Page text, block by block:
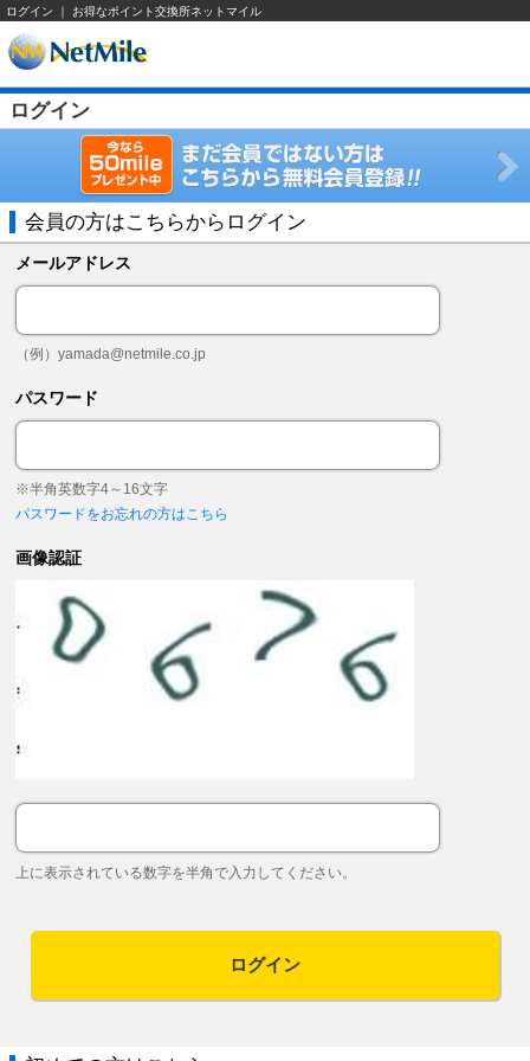
ログイン ｜ お得なポイント交換所ネットマイル
ログイン
会員の方はこちらからログイン
メールアドレス
（例）yamada@netmile.co.jp
パスワード
※半角英数字4～16文字
パスワードをお忘れの方はこちら
画像認証
上に表示されている数字を半角で入力してください。